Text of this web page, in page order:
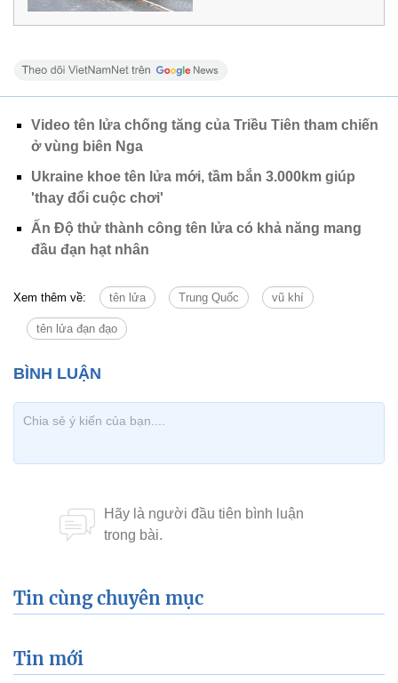
Video tên lửa chống tăng của Triều Tiên tham chiến
ở vùng biên Nga
Ukraine khoe tên lửa mới, tầm bắn 3.000km giúp
'thay đổi cuộc chơi'
Ấn Độ thử thành công tên lửa có khả năng mang
đầu đạn hạt nhân
Xem thêm về: tên lửa Trung Quốc vũ khí
tên lửa đạn đạo
Tin cùng chuyên mục
Tin mới